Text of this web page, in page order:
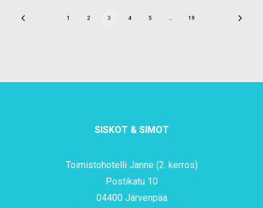
1 2 3 4 5 … 19
SISKOT & SIMOT
Toimistohotelli Janne (2. kerros)
Postikatu 10
04400 Järvenpää